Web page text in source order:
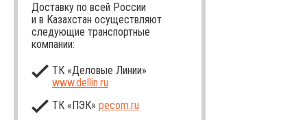
Доставку по всей России
и в Казахстан осуществляют
следующие транспортные
компании:
ТК «Деловые Линии»
www.dellin.ru
ТК «ПЭК» pecom.ru